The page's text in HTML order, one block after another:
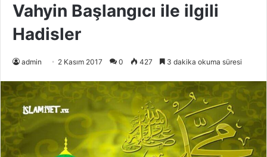
Vahyin Başlangıcı ile ilgili
Hadisler
admin 2 Kasım 2017 0 427 3 dakika okuma süresi